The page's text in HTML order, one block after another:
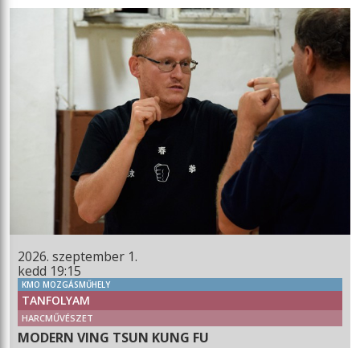
2026. szeptember 1.
kedd 19:15
KMO MOZGÁSMŰHELY
TANFOLYAM
HARCMŰVÉSZET
MODERN VING TSUN KUNG FU